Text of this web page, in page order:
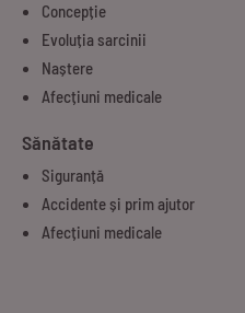
Concepție
Evoluția sarcinii
Naștere
Afecțiuni medicale
Sănătate
Siguranță
Accidente și prim ajutor
Afecțiuni medicale